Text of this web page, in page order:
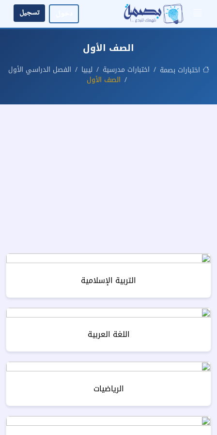
تسجيل
الصف الأول
اختبارات بصمة اختبارات مدرسية ليبيا
الفصل الدراسي الأول
الصف الأول
التربية الإسلامية
اللغة العربية
الرياضيات